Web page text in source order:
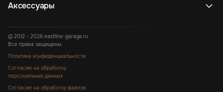
Аксессуары
© 2012 - 2026 eastline-garage.ru
Все права защищены.
Политика конфиденциальности
Согласие на обработку
персональных данных
Согласие на обработку файлов